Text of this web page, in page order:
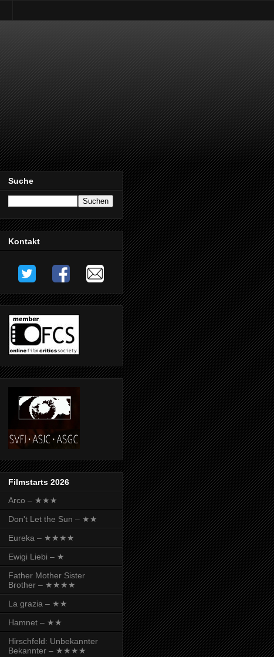
Suche
Kontakt
Filmstarts 2026
Arco – ★★★
Don't Let the Sun – ★★
Eureka – ★★★★
Ewigi Liebi – ★
Father Mother Sister
Brother – ★★★★
La grazia – ★★
Hamnet – ★★
Hirschfeld: Unbekannter
Bekannter – ★★★★